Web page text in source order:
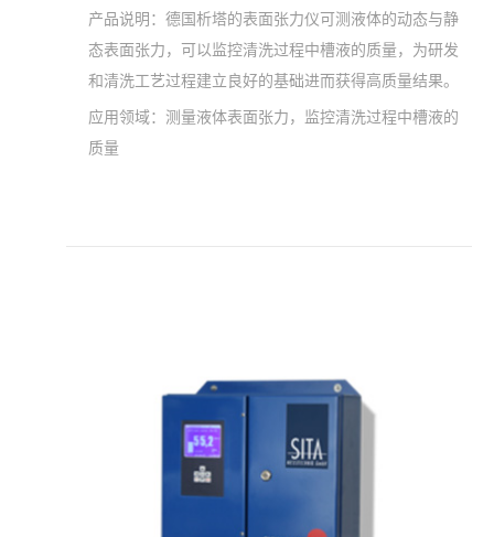
产品说明： 德国析塔的表面张力仪可测液体的动态与静
态表面张力，可以监控清洗过程中槽液的质量，为研发
和清洗工艺过程建立良好的基础进而获得高质量结果。
应用领域： 测量液体表面张力，监控清洗过程中槽液的
质量